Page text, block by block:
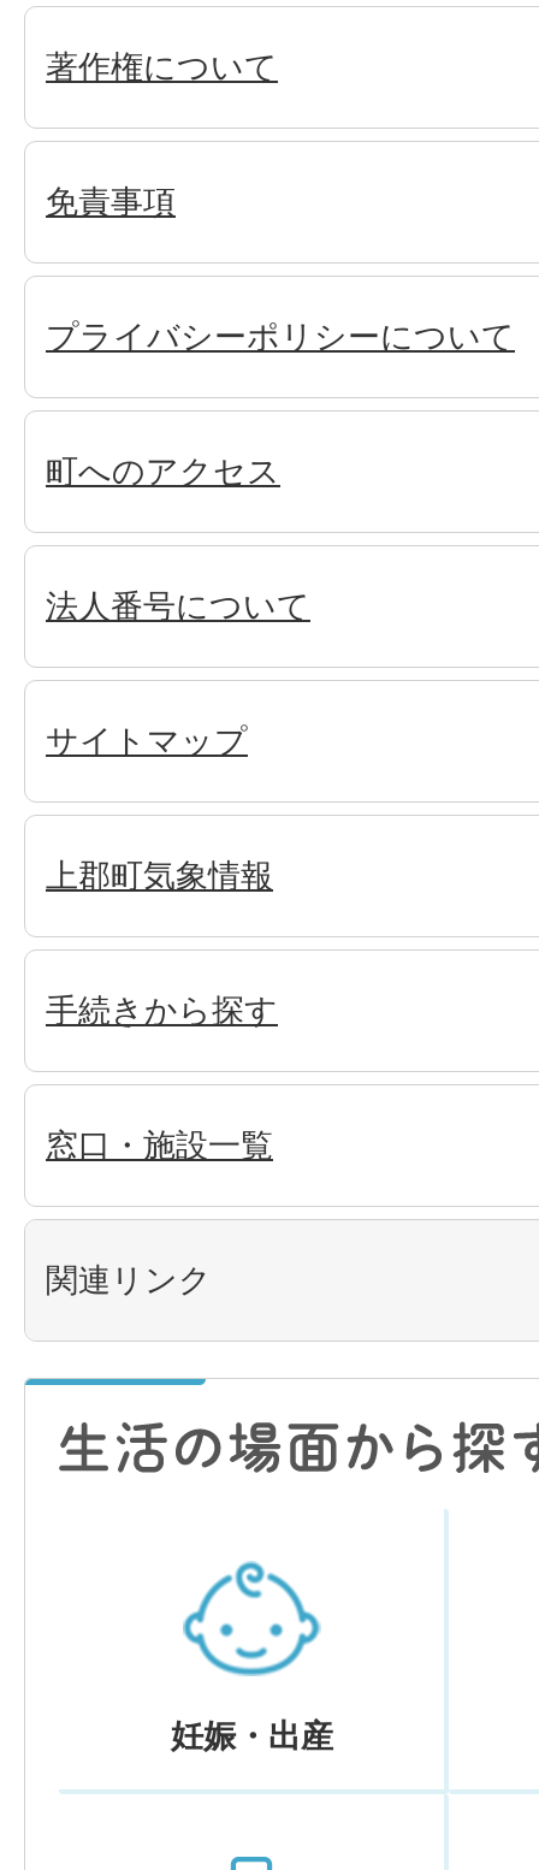
著作権について
免責事項
プライバシーポリシーについて
町へのアクセス
法人番号について
サイトマップ
上郡町気象情報
手続きから探す
窓口・施設一覧
関連リンク
妊娠・出産